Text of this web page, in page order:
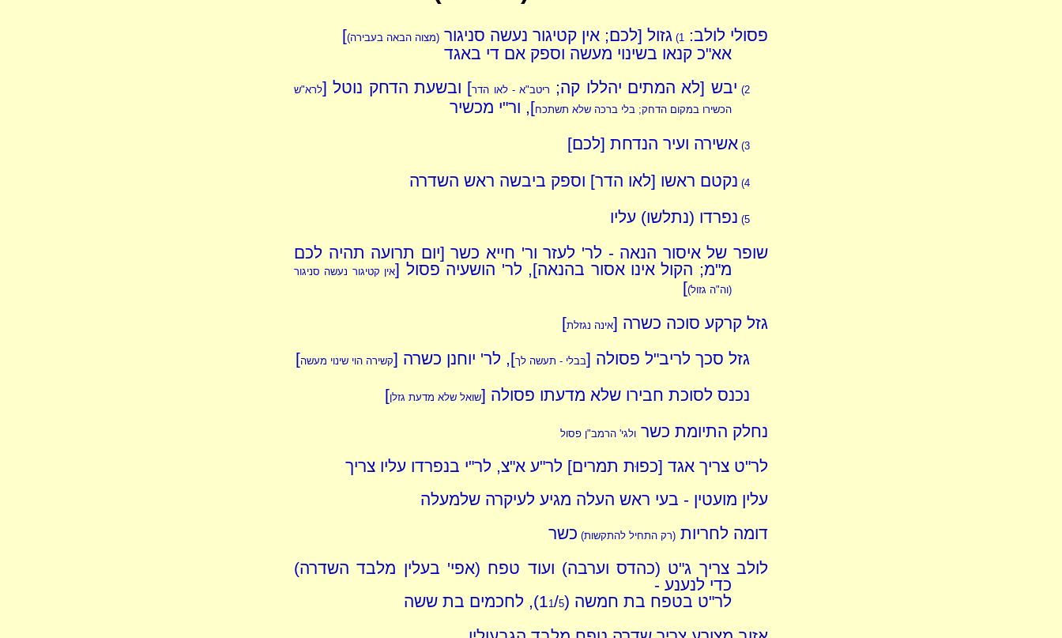
פסולי לולב: 1) גזול [לכם; אין קטיגור נעשה סניגור (מצוה הבאה בעבירה)]
אא"כ קנאו בשינוי מעשה וספק אם די באגד
2) יבש [לא המתים יהללו קה; ריטב"א - לאו הדר] ובשעת הדחק נוטל [לרא"ש
הכשירו במקום הדחק; בלי ברכה שלא תשתכח], ור"י מכשיר
3) אשירה ועיר הנדחת [לכם]
4) נקטם ראשו [לאו הדר] וספק ביבשה ראש השדרה
5) נפרדו (נתלשו) עליו
שופר של איסור הנאה - לר' לעזר ור' חייא כשר [יום תרועה תהיה לכם
מ"מ; הקול אינו אסור בהנאה], לר' הושעיה פסול [אין קטיגור נעשה סניגור
(וה"ה גזול)]
גזל קרקע סוכה כשרה [אינה נגזלת]
גזל סכך לריב"ל פסולה [בבלי - תעשה לך], לר' יוחנן כשרה [קשירה הוי שינוי מעשה]
נכנס לסוכת חבירו שלא מדעתו פסולה [שואל שלא מדעת גזלן]
נחלק התיומת כשר ולגי' הרמב"ן פסול
לר"ט צריך אגד [כפוּת תמרים] לר"ע א"צ, לר"י בנפרדו עליו צריך
עלין מועטין - בעי ראש העלה מגיע לעיקרה שלמעלה
דומה לחריות (רק התחיל להתקשות) כשר
לולב צריך ג"ט (כהדס וערבה) ועוד טפח (אפי' בעלין מלבד השדרה)
כדי לנענע -
לר"ט בטפח בת חמשה (1
1/5
), לחכמים בת ששה